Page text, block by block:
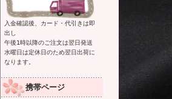
入金確認後、カード・代引きは即
出し
午後1時以降のご注文は翌日発送
水曜日は定休日のため翌日出荷に
なります。
携帯ページ